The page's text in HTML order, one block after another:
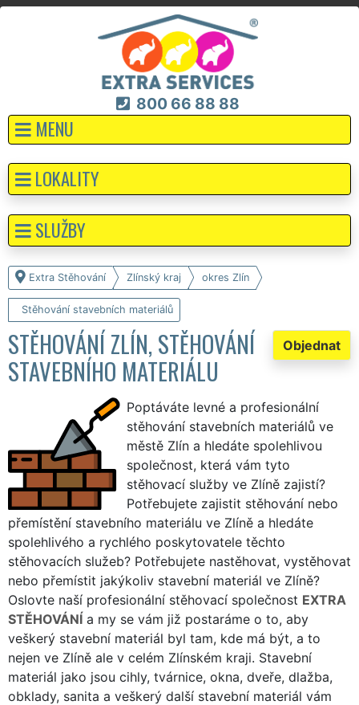
800 66 88 88
MENU
Extra Stěhování Zlínský kraj okres Zlín
Stěhování stavebních materiálů
Objednat
STĚHOVÁNÍ ZLÍN, STĚHOVÁNÍ
STAVEBNÍHO MATERIÁLU
Poptáváte levné a profesionální
stěhování stavebních materiálů ve
městě Zlín a hledáte spolehlivou
společnost, která vám tyto
stěhovací služby ve Zlíně zajistí?
Potřebujete zajistit stěhování nebo
přemístění stavebního materiálu ve Zlíně a hledáte
spolehlivého a rychlého poskytovatele těchto
stěhovacích služeb? Potřebujete nastěhovat, vystěhovat
nebo přemístit jakýkoliv stavební materiál ve Zlíně?
Oslovte naší profesionální stěhovací společnost EXTRA
STĚHOVÁNÍ a my se vám již postaráme o to, aby
veškerý stavební materiál byl tam, kde má být, a to
nejen ve Zlíně ale v celém Zlínském kraji. Stavební
materiál jako jsou cihly, tvárnice, okna, dveře, dlažba,
obklady, sanita a veškerý další stavební materiál vám
LOKALITY
SLUŽBY